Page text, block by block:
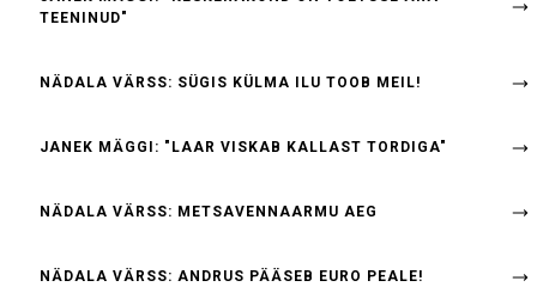
TEENINUD"
NÄDALA VÄRSS: SÜGIS KÜLMA ILU TOOB MEIL!
JANEK MÄGGI: "LAAR VISKAB KALLAST TORDIGA"
NÄDALA VÄRSS: METSAVENNAARMU AEG
NÄDALA VÄRSS: ANDRUS PÄÄSEB EURO PEALE!